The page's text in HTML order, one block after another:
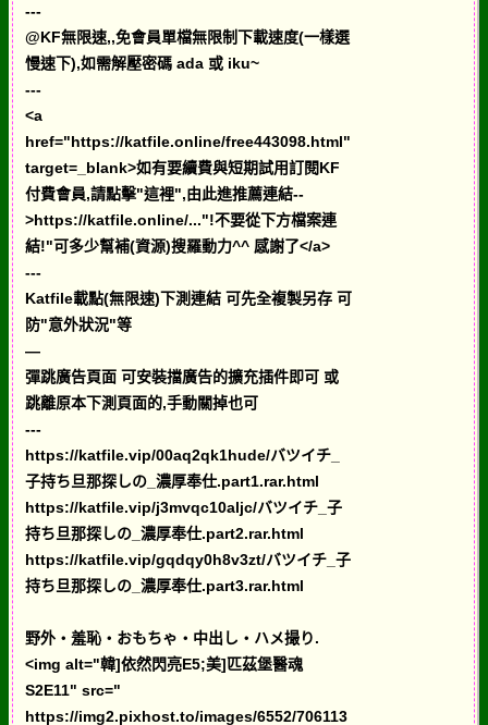
---
@KF無限速,,免會員單檔無限制下載速度(一樣選
慢速下),如需解壓密碼 ada 或 iku~
---
<a
href="https://katfile.online/free443098.html"
target=_blank>如有要續費與短期試用訂閱KF
付費會員,請點擊"這裡",由此進推薦連結--
>https://katfile.online/..."!不要從下方檔案連
結!"可多少幫補(資源)搜羅動力^^ 感謝了</a>
---
Katfile載點(無限速)下測連結 可先全複製另存 可
防"意外狀況"等
—
彈跳廣告頁面 可安裝擋廣告的擴充插件即可 或
跳離原本下測頁面的,手動關掉也可
---
https://katfile.vip/00aq2qk1hude/バツイチ_
子持ち旦那探しの_濃厚奉仕.part1.rar.html
https://katfile.vip/j3mvqc10aljc/バツイチ_子
持ち旦那探しの_濃厚奉仕.part2.rar.html
https://katfile.vip/gqdqy0h8v3zt/バツイチ_子
持ち旦那探しの_濃厚奉仕.part3.rar.html
野外・羞恥・おもちゃ・中出し・ハメ撮り.
<img alt="韓]依然閃亮E5;美]匹茲堡醫魂
S2E11" src="
https://img2.pixhost.to/images/6552/706113